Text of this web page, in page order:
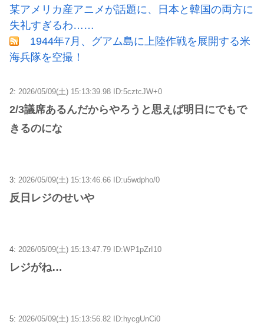
某アメリカ産アニメが話題に、日本と韓国の両方に
失礼すぎるわ……
1944年7月、グアム島に上陸作戦を展開する米
海兵隊を空撮！
2: 2026/05/09(土) 15:13:39.98 ID:5cztcJW+0
2/3議席あるんだからやろうと思えば明日にでもで
きるのにな
3: 2026/05/09(土) 15:13:46.66 ID:u5wdpho/0
反日レジのせいや
4: 2026/05/09(土) 15:13:47.79 ID:WP1pZrI10
レジがね…
5: 2026/05/09(土) 15:13:56.82 ID:hycgUnCi0